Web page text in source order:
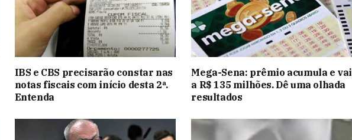
IBS e CBS precisarão constar nas
notas fiscais com início desta 2ª.
Entenda
Mega-Sena: prêmio acumula e vai
a R$ 135 milhões. Dê uma olhada
resultados